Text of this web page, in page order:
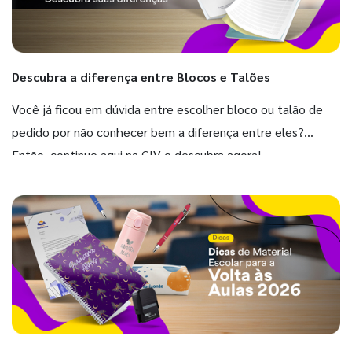
Descubra a diferença entre Blocos e Talões
Você já ficou em dúvida entre escolher bloco ou talão de
pedido por não conhecer bem a diferença entre eles?
Então, continue aqui na GIV e descubra agora!